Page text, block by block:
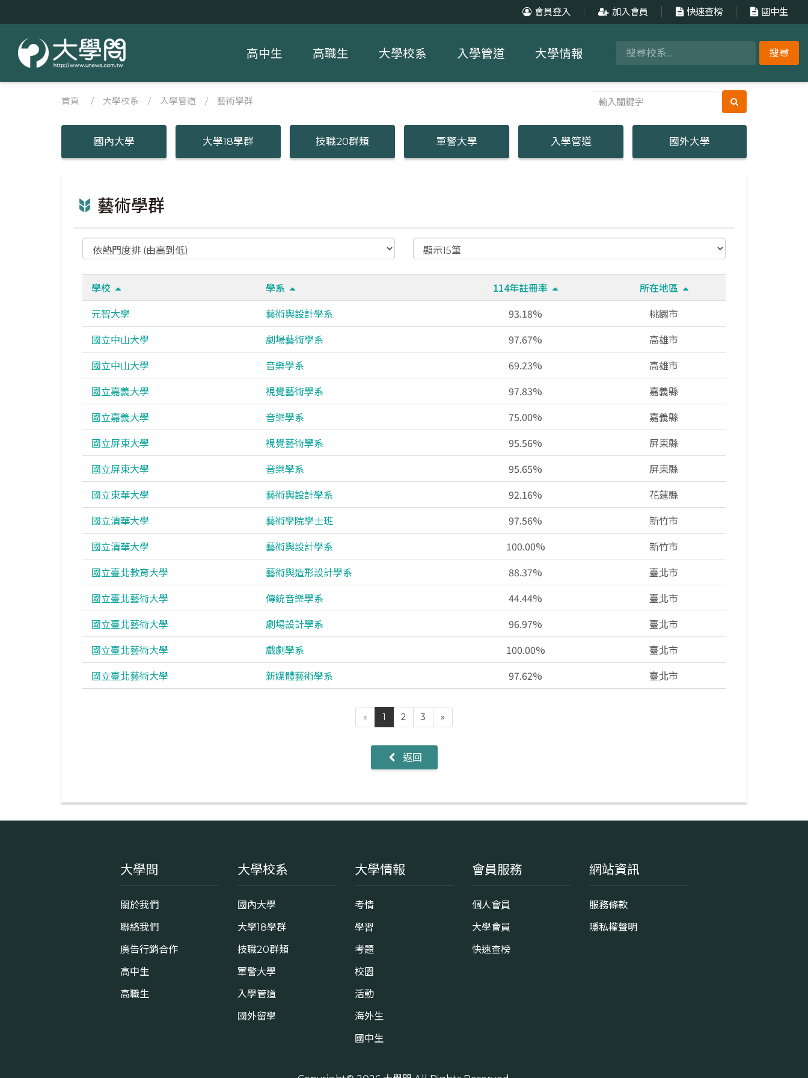
會員登入 加入會員 快速查榜 國中生
搜尋
高中生 高職生 大學校系 入學管道 大學情報
首頁 / 大學校系 / 入學管道 / 藝術學群
國內大學 大學18學群 技職20群類 軍警大學 入學管道 國外大學
藝術學群
學校 學系 114年註冊率
所在地區
元智大學
藝術與設計學系 93.18%
桃園市
國立中山大學
劇場藝術學系 97.67%
高雄市
國立中山大學
音樂學系 69.23%
高雄市
國立嘉義大學
視覺藝術學系 97.83%
嘉義縣
國立嘉義大學
音樂學系 75.00%
嘉義縣
國立屏東大學
視覺藝術學系 95.56%
屏東縣
國立屏東大學
音樂學系 95.65%
屏東縣
國立東華大學
藝術與設計學系 92.16%
花蓮縣
國立清華大學
藝術學院學士班 97.56%
新竹市
國立清華大學
藝術與設計學系 100.00%
新竹市
國立臺北教育大學
藝術與造形設計學系 88.37%
臺北市
國立臺北藝術大學
傳統音樂學系 44.44%
臺北市
國立臺北藝術大學
劇場設計學系 96.97%
臺北市
國立臺北藝術大學
戲劇學系 100.00%
臺北市
國立臺北藝術大學
新媒體藝術學系 97.62% 臺北市
« 1 2 3 »
返回
大學問
關於我們
聯絡我們
廣告行銷合作
高中生
高職生
大學校系
國內大學
大學18學群
技職20群類
軍警大學
入學管道
國外留學
大學情報
考情
學習
考題
校園
活動
海外生
國中生
會員服務
個人會員
大學會員
快速查榜
網站資訊
服務條款
隱私權聲明